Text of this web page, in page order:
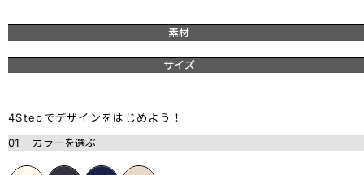
素材
サイズ
4Stepでデザインをはじめよう！
01
カラーを選ぶ